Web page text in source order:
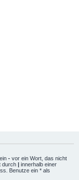
- vor ein Wort, das nicht
durch | innerhalb einer
Benutze ein * als